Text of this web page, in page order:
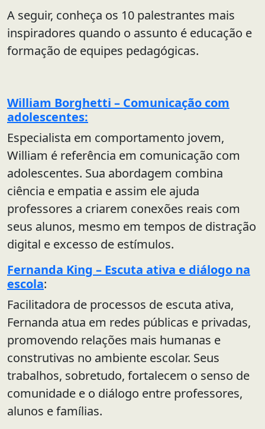
A seguir, conheça os 10 palestrantes mais
inspiradores quando o assunto é educação e
formação de equipes pedagógicas.
William Borghetti – Comunicação com
adolescentes:
Especialista em comportamento jovem,
William é referência em comunicação com
adolescentes. Sua abordagem combina
ciência e empatia e assim ele ajuda
professores a criarem conexões reais com
seus alunos, mesmo em tempos de distração
digital e excesso de estímulos.
Fernanda King – Escuta ativa e diálogo na
escola:
Facilitadora de processos de escuta ativa,
Fernanda atua em redes públicas e privadas,
promovendo relações mais humanas e
construtivas no ambiente escolar. Seus
trabalhos, sobretudo, fortalecem o senso de
comunidade e o diálogo entre professores,
alunos e famílias.